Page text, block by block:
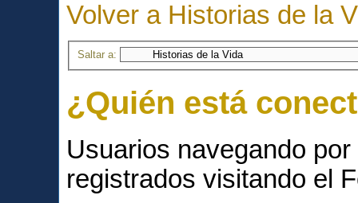
Volver a Historias de la
Saltar a:
¿Quién está
Usuarios navegando
registrados visitando el